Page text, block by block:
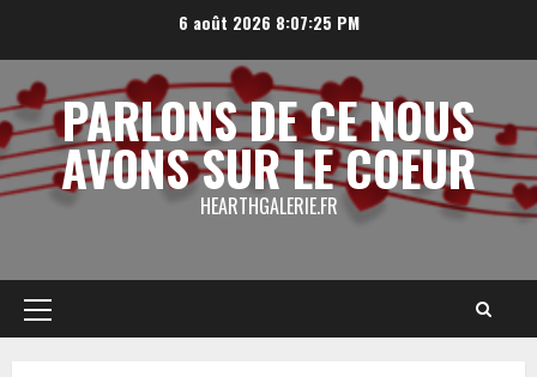
6 août 2026 8:07:25 PM
PARLONS DE CE NOUS
AVONS SUR LE COEUR
HEARTHGALERIE.FR
Menu
principal